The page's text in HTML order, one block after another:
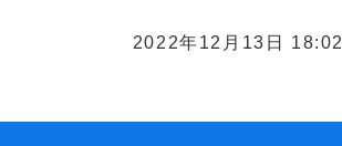
2022年12月13日 18:02